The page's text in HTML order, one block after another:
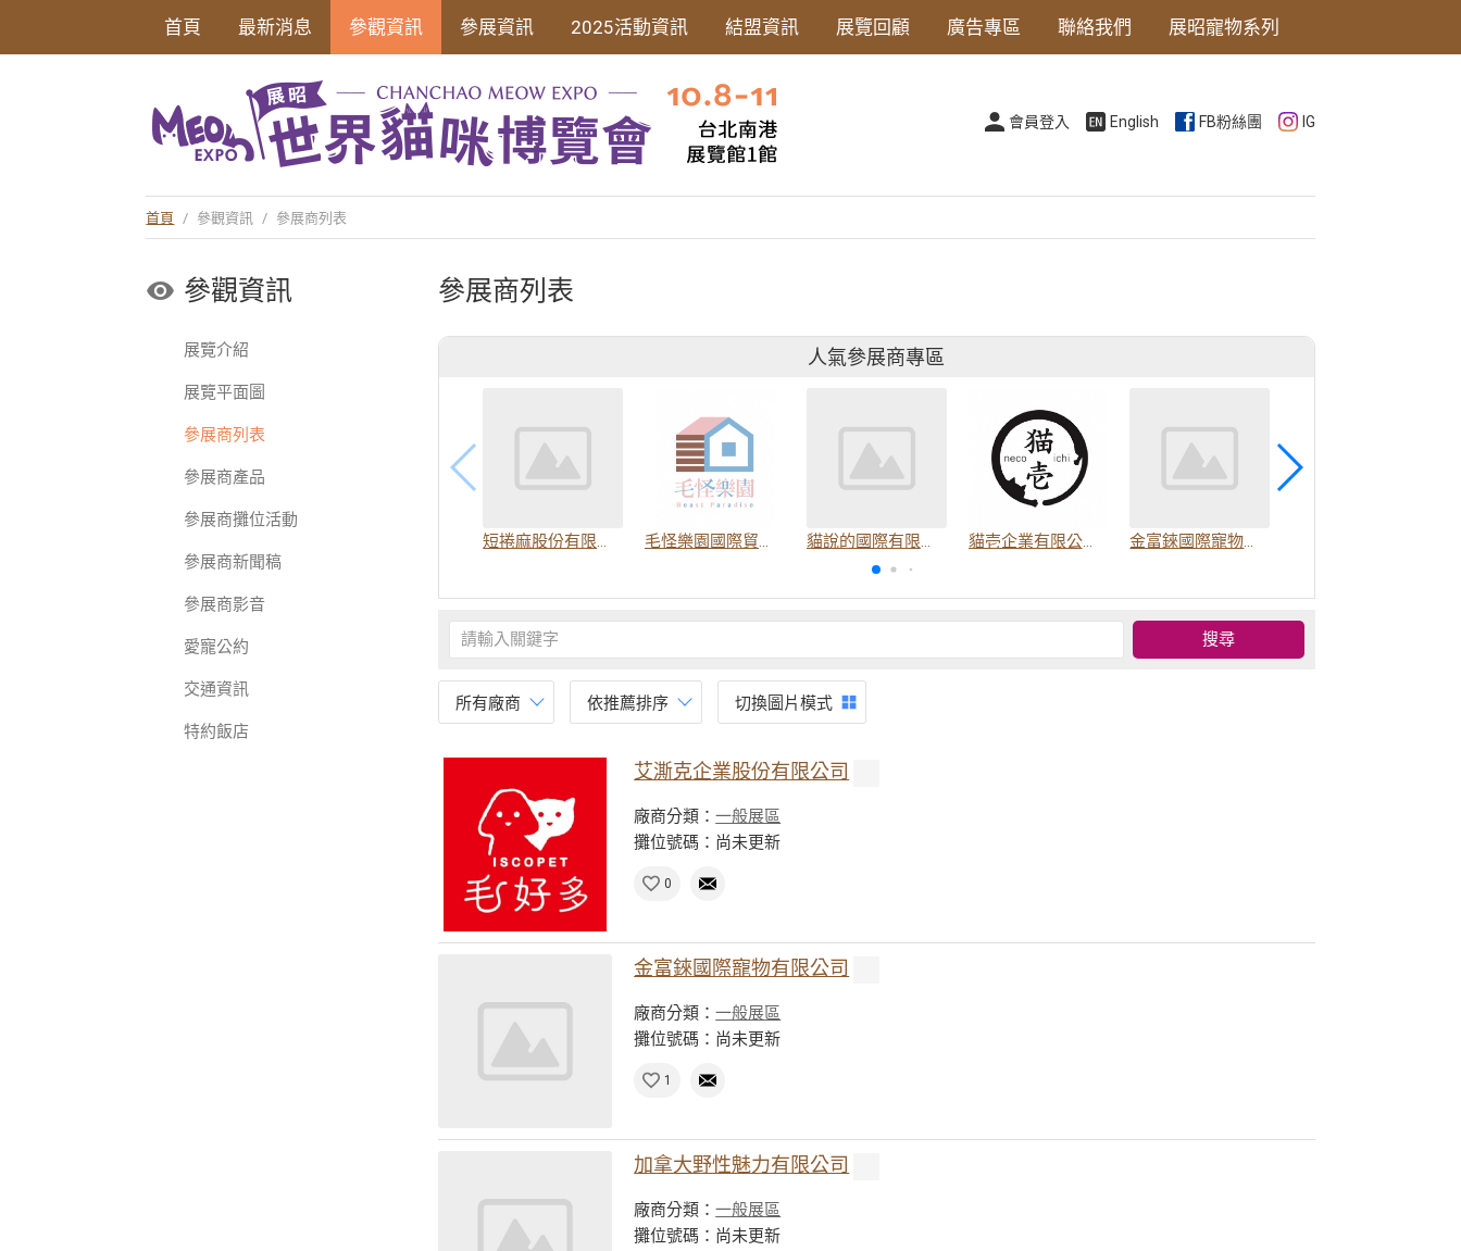
首頁 最新消息 參觀資訊 參展資訊 2025活動資訊 結盟資訊 展覽回顧 廣告專區 聯絡我們 展昭寵物系列
會員登入 English FB粉絲團 IG
首頁 / 參觀資訊 / 參展商列表
參觀資訊
展覽介紹
展覽平面圖
參展商列表
參展商產品
參展商攤位活動
參展商新聞稿
參展商影音
愛寵公約
交通資訊
特約飯店
參展商列表
人氣參展商專區
短捲麻股份有限公司 毛怪樂園國際貿易有限公司 貓說的國際有限公司 貓壱企業有限公司(LOCA) 金富錸國際寵物有限公司
所有廠商 依推薦排序 切換圖片模式
艾澌克企業股份有限公司
廠商分類：一般展區
攤位號碼：尚未更新
0
金富錸國際寵物有限公司
廠商分類：一般展區
攤位號碼：尚未更新
1
加拿大野性魅力有限公司
廠商分類：一般展區
攤位號碼：尚未更新